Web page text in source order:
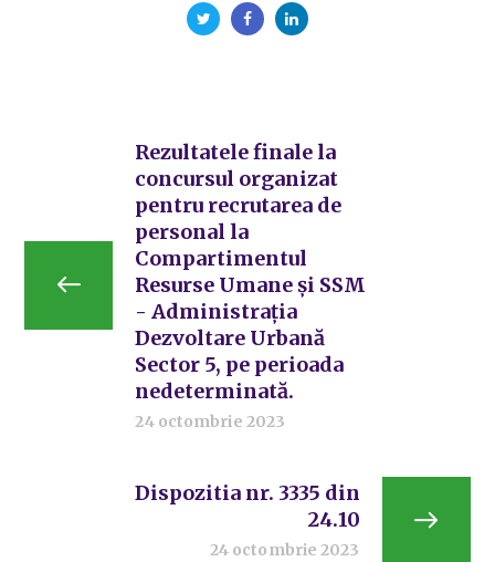
Rezultatele finale la
concursul organizat
pentru recrutarea de
personal la
Compartimentul
Resurse Umane și SSM
- Administrația
Dezvoltare Urbană
Sector 5, pe perioada
nedeterminată.
24 octombrie 2023
Dispozitia nr. 3335 din
24.10
24 octombrie 2023